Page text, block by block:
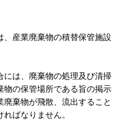
、産業廃棄物の積替保管施設
には、廃棄物の処理及び清掃
物の保管場所である旨の掲示
棄物が飛散、流出すること
ばなりません。